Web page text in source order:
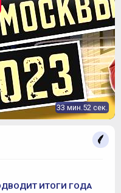
33 мин.52 сек.
ИТОГИ ГОДА